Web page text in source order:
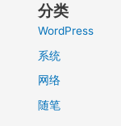
分类
WordPress
系统
网络
随笔